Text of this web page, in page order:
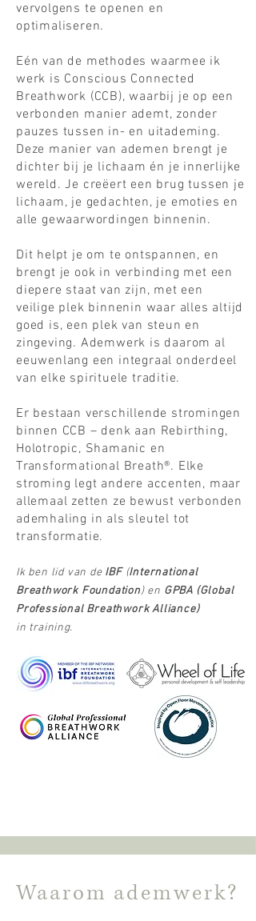
vervolgens te openen en
optimaliseren.
Eén van de methodes waarmee ik
werk is Conscious Connected
Breathwork (CCB), waarbij je op een
verbonden manier ademt, zonder
pauzes tussen in- en uitademing.
Deze manier van ademen brengt je
dichter bij je lichaam én je innerlijke
wereld. Je creëert een brug tussen je
lichaam, je gedachten, je emoties en
alle gewaarwordingen binnenin.
Dit helpt je om te ontspannen, en
brengt je ook in verbinding met een
diepere staat van zijn, met een
veilige plek binnenin waar alles altijd
goed is, een plek van steun en
zingeving. Ademwerk is daarom al
eeuwenlang een integraal onderdeel
van elke spirituele traditie.
Er bestaan verschillende stromingen
binnen CCB – denk aan Rebirthing,
Holotropic, Shamanic en
Transformational Breath®. Elke
stroming legt andere accenten, maar
allemaal zetten ze bewust verbonden
ademhaling in als sleutel tot
transformatie.
Ik ben lid van deIBF(International
Breathwork Foundation) en GPBA (Global
Professional Breathwork Alliance)
in training.
Waarom ademwerk?